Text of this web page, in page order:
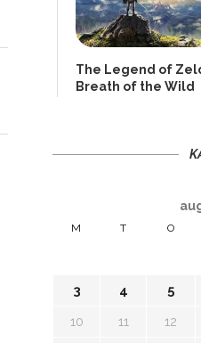
The Legend of
Breath of the Wild
M T O
3
4 5
10
11 12